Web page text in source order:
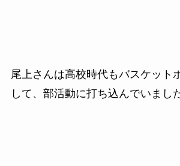
尾上さんは高校時代もバスケット
して、部活動に打ち込んでいまし